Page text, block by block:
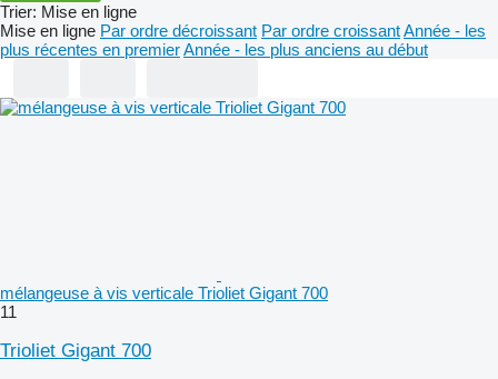
Trier: Mise en ligne
Mise en ligne Par ordre décroissant Par ordre croissantAnnée - les
plus récentes en premierAnnée - les plus anciens au début
mélangeuse à vis verticale Trioliet Gigant 700
11
Trioliet Gigant 700